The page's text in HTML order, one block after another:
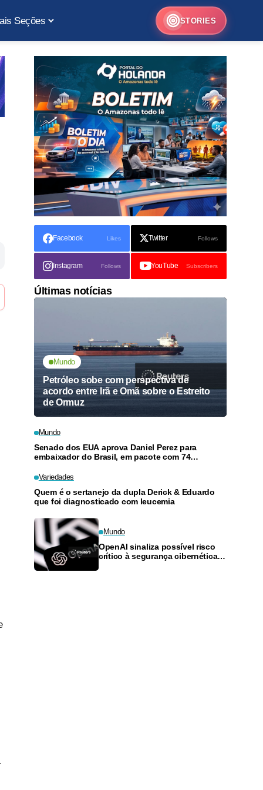
Seções STORIES
Facebook Likes Twitter Follows
Instagram Follows YouTube Subscribers
Últimas notícias
Mundo
Petróleo sobe com perspectiva de
acordo entre Irã e Omã sobre o Estreito
de Ormuz
Mundo
Senado dos EUA aprova Daniel Perez para
embaixador do Brasil, em pacote com 74
Variedades
Quem é o sertanejo da dupla Derick & Eduardo
que foi diagnosticado com leucemia
Mundo
OpenAI sinaliza possível risco
crítico à segurança cibernética